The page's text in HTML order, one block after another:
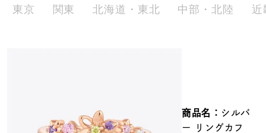
在庫ありのみ すべて表示
東京 関東 北海道・東北 中部・北陸 近
商品名： シルバ
ー リングカフ